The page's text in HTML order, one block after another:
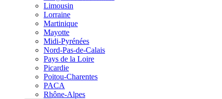
Limousin
Lorraine
Martinique
Mayotte
Midi-Pyrénées
Nord-Pas-de-Calais
Pays de la Loire
Picardie
Poitou-Charentes
PACA
Rhône-Alpes